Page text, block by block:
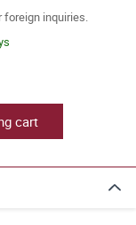
foreign inquiries.
cart